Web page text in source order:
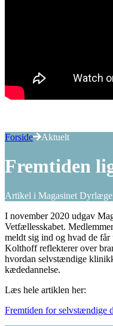
Forside Aktuelt
Fremtiden
Artikel i Magasinet
I november 2020 udgav
Vetfællesskabet.
meldt sig ind og hvad de
Kolthoff reflekterer over
hvordan selvstændige
kædedannelse.
Læs hele artiklen her:
Fremtiden for selvstændige